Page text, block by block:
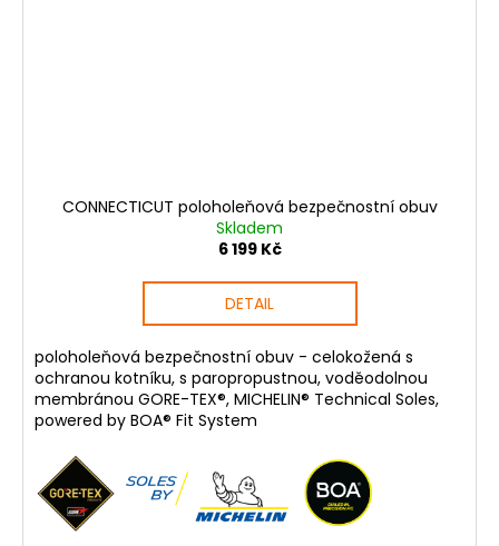
CONNECTICUT poloholeňová bezpečnostní obuv
Skladem
6 199 Kč
DETAIL
poloholeňová bezpečnostní obuv - celokožená s
ochranou kotníku, s paropropustnou, voděodolnou
membránou GORE-TEX®, MICHELIN® Technical Soles,
powered by BOA® Fit System